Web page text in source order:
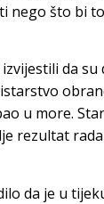
nego što bi
da su
u more.
rezultat rada
da je u